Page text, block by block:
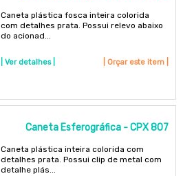
Caneta plástica fosca inteira colorida
com detalhes prata. Possui relevo abaixo
do acionad...
| Ver detalhes | | Orçar este item |
Caneta Esferográfica - CPX 807
Caneta plástica inteira colorida com
detalhes prata. Possui clip de metal com
detalhe plás...